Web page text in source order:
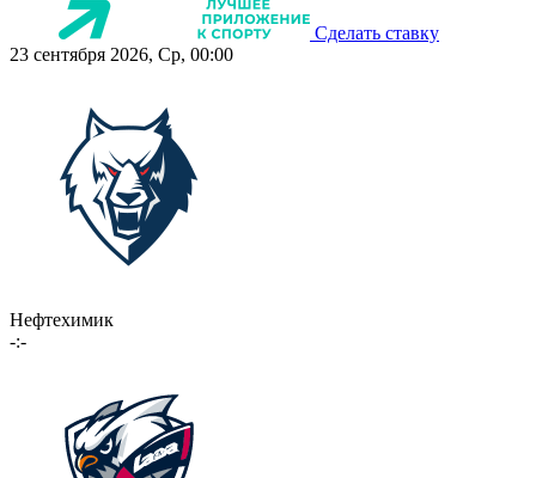
Сделать ставку
23 сентября 2026, Ср, 00:00
Нефтехимик
-:-